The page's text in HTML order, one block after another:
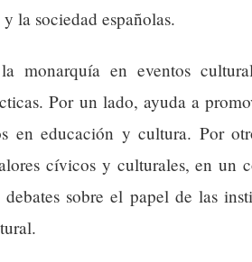
la sociedad españolas.
monarquía en eventos
Por un lado, ayuda a
en educación y cultura. Por
cívicos y culturales, en un
sobre el papel de las